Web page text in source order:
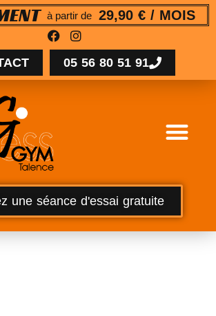
à partir de 29,90 € / MOIS
05 56 80 51 91
une séance d'essai gratuite